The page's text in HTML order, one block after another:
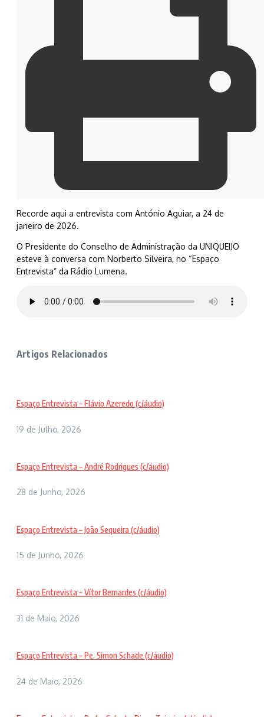
Recorde aqui a entrevista com António Aguiar, a 24 de
janeiro de 2026.
O Presidente do Conselho de Administração da UNIQUEIJO
esteve à conversa com Norberto Silveira, no “Espaço
Entrevista” da Rádio Lumena.
Artigos Relacionados
Espaço Entrevista – Flávio Azeredo (c/áudio)
19 de Julho, 2026
Espaço Entrevista – André Rodrigues (c/áudio)
28 de Junho, 2026
Espaço Entrevista – João Sequeira (c/áudio)
15 de Junho, 2026
Espaço Entrevista – Vítor Bernardes (c/áudio)
31 de Maio, 2026
Espaço Entrevista – Pe. Simon Schade (c/áudio)
24 de Maio, 2026